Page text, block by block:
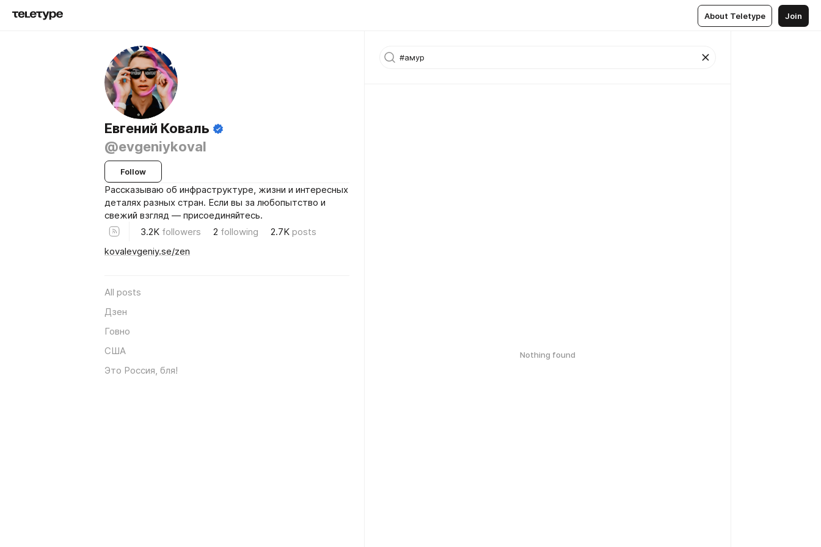
About Teletype Join
Евгений Коваль
@evgeniykoval
Follow
Рассказываю об инфраструктуре, жизни и интересных
деталях разных стран. Если вы за любопытство и
свежий взгляд — присоединяйтесь.
3.2K followers 2 following 2.7K posts
kovalevgeniy.se/zen
All posts
Дзен
Говно
США
Это Россия, бля!
Nothing found